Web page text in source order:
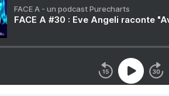
FACE A - un podcast Purecharts
FACE A #30 : Eve Angeli raconte